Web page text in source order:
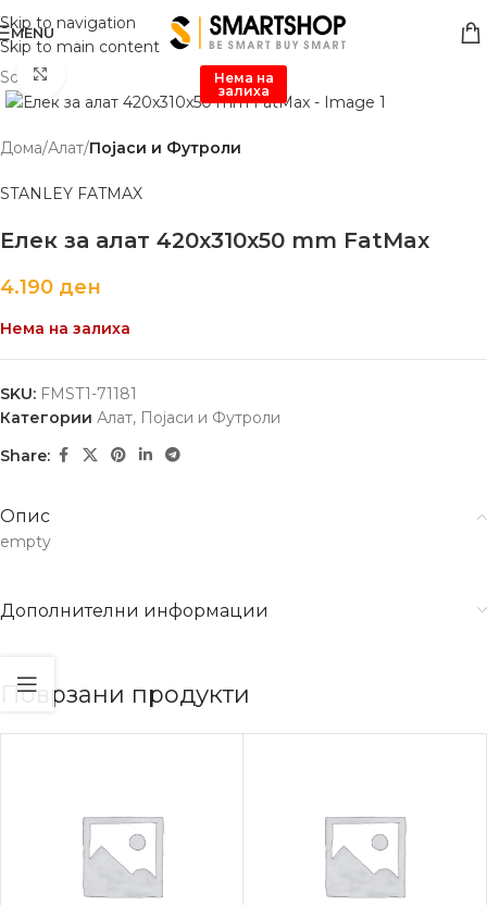
Skip to navigation
Skip to main content
MENU
Sold out
Нема на
залиха
Дома Алат Појаси и Футроли
STANLEY FATMAX
Елек за алат 420x310x50 mm FatMax
4.190 ден
Нема на залиха
SKU: FMST1-71181
Категории Алат, Појаси и Футроли
Share:
Опис
empty
Дополнителни информации
Поврзани продукти